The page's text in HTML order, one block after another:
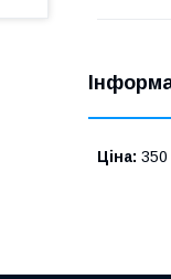
Ціна: 350